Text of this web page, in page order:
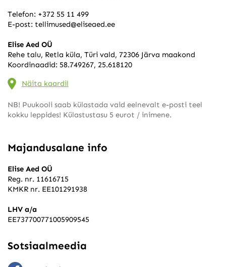
Telefon: +372 55 11 499
E-post: tellimused@eliseaed.ee
Elise Aed OÜ
Rehe talu, Retla küla, Türi vald, 72306 Järva maakond
Koordinaadid: 58.749267, 25.618120
Näita kaardil
NB! Puukooli saab külastada vaid eelnevalt e-posti teel
kokku leppides! Külastustasu 5 eurot / inimene.
Majandusalane info
Elise Aed OÜ
Reg. nr. 11616715
KMKR nr. EE101291938
LHV a/a
EE737700771005909545
Sotsiaalmeedia